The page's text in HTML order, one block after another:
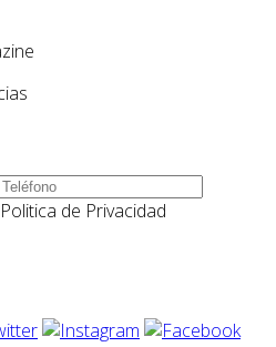
Politica de Privacidad